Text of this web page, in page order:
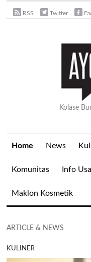
RSS Twitter
Kolase
Home News
Komunitas Info
Maklon Kosmetik
ARTICLE & NEWS
KULINER